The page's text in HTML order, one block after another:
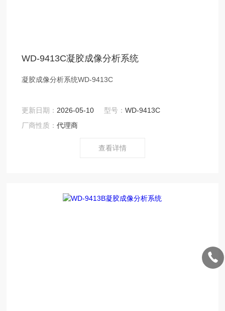
WD-9413C凝胶成像分析系统
凝胶成像分析系统WD-9413C
更新日期： 2026-05-10 型号：WD-9413C
厂商性质：代理商
查看详情